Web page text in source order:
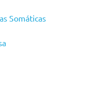
Somáticas